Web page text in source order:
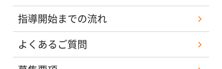
指導開始までの流れ
よくあるご質問